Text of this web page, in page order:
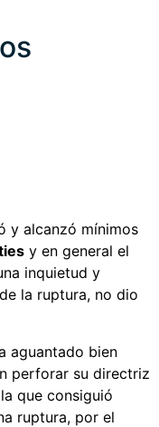
y alcanzó mínimos
y en general el
inquietud y
la ruptura, no dio
aguantado bien
perforar su directriz
que consiguió
ruptura, por el